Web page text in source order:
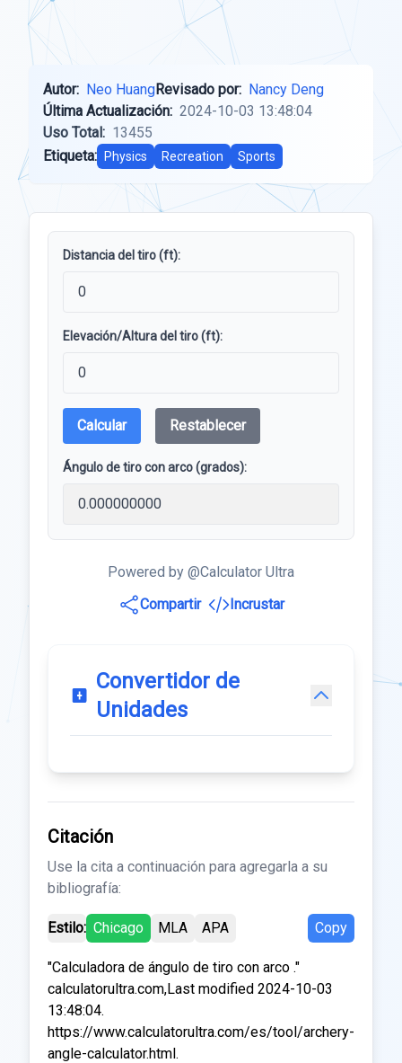
Autor: Neo HuangRevisado por: Nancy Deng
Última Actualización: 2024-10-03 13:48:04
Uso Total: 13455
Etiqueta:
Physics Recreation Sports
Distancia del tiro (ft):
Elevación/Altura del tiro (ft):
Calcular Restablecer
Ángulo de tiro con arco (grados):
Powered by @Calculator Ultra
Compartir
Incrustar
Convertidor de
Unidades
Citación
Use la cita a continuación para agregarla a su
bibliografía:
Estilo: Chicago MLA APA Copy
"Calculadora de ángulo de tiro con arco ."
calculatorultra.com,Last modified 2024-10-03
13:48:04.
https://www.calculatorultra.com/es/tool/archery-
angle-calculator.html.